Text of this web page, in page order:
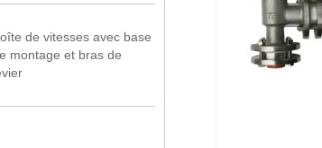
de vitesses avec base
montage et bras de